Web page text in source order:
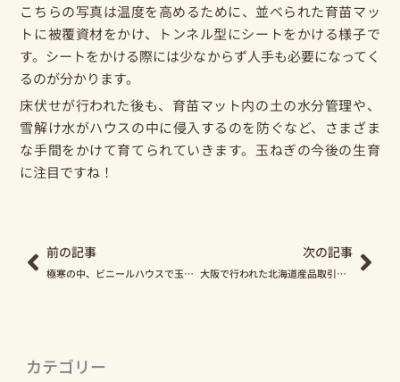
カテゴリー
こちらの写真は温度を高めるために、並べられた育苗マッ
トに被覆資材をかけ、トンネル型にシートをかける様子で
す。シートをかける際には少なからず人手も必要になってく
るのが分かります。
床伏せが行われた後も、育苗マット内の土の水分管理や、
雪解け水がハウスの中に侵入するのを防ぐなど、さまざま
な手間をかけて育てられていきます。玉ねぎの今後の生育
に注目ですね！
前の記事
極寒の中、ビニールハウスで玉ねぎの種まきが始まっています！
次の記事
大阪で行われた北海道産品取引商談会に参加してきました！